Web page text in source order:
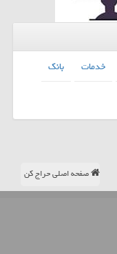
خدمات
بانك
صفحه اصلی حراج کن